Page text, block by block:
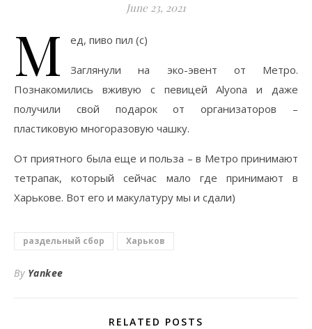
June 23, 2021
М ед, пиво пил (с)
Заглянули на эко-эвент от Метро.
Познакомились вживую с певицей Alyona и даже
получили свой подарок от организаторов –
пластиковую многоразовую чашку.
От приятного была еще и польза – в Метро принимают
тетрапак, который сейчас мало где принимают в
Харькове. Вот его и макулатуру мы и сдали)
раздельный сбор Харьков
By Yankee
RELATED POSTS